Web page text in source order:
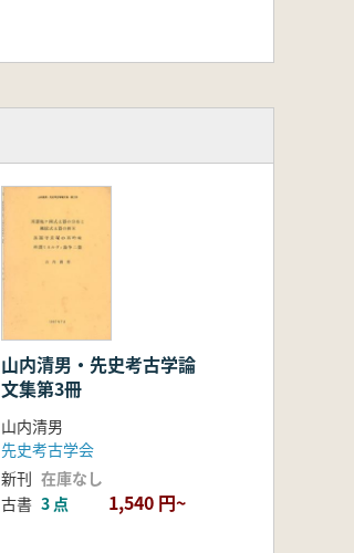
山内清男・先史考古学論
文集第3冊
山内清男
先史考古学会
新刊 在庫なし
古書 3 点 1,540 円~